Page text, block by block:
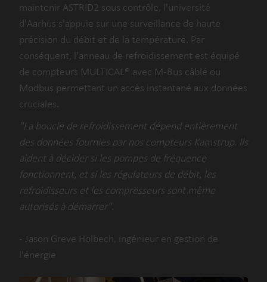
maintenir ASTRID2 sous contrôle, l'université
d'Aarhus s'appuie sur une surveillance de haute
précision du débit et de la température. Par
conséquent, l'anneau de refroidissement est équipé
de compteurs MULTICAL® avec M-Bus câblé ou
Modbus permettant un accès instantané aux données
cruciales.
"La boucle de refroidissement dépend entièrement
des données fournies par nos compteurs Kamstrup. Ils
aident à décider si les pompes de fréquence
fonctionnent, et si les régulateurs de débit, les
refroidisseurs et les compresseurs sont même
autorisés à démarrer".
- Jason Greve Holbech, ingénieur en gestion de
l'énergie